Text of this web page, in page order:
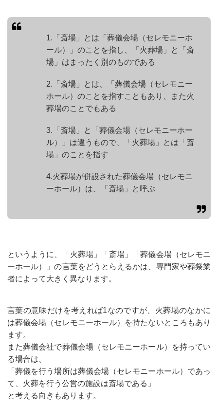
1.「斎場」とは「葬儀会場（セレモニーホ
ール）」のことを指し、「火葬場」と「斎
場」はまったく別のものである
2.「斎場」とは、「葬儀会場（セレモニー
ホール）のことを指すこともあり、また火
葬場のことでもある
3.「斎場」と「葬儀会場（セレモニーホー
ル）」は違うもので、「火葬場」とは「斎
場」のことを指す
4.火葬場が併設された葬儀会場（セレモニ
ーホール）は、「斎場」と呼ぶ
というように、「火葬場」「斎場」「葬儀会場（セレモニ
ーホール）」の言葉をどうとらえるかは、専門家や葬祭業
者によって大きく異なります。
言葉の意味だけを考えれば1なのですが、火葬場のなかに
は葬儀会場（セレモニーホール）を持たないところもあり
ます。
また葬儀会社で葬儀会場（セレモニーホール）を持ってい
る場合は、
「葬儀を行う場所は葬儀会場（セレモニーホール）であっ
て、火葬を行う公営の施設は斎場である」
と考える向きもあります。